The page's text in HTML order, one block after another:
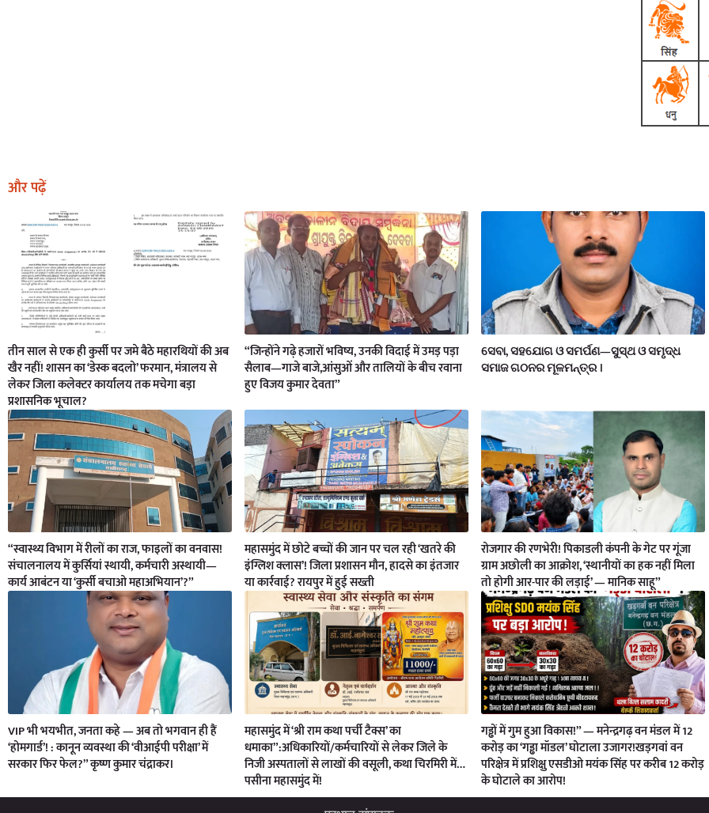
और पढ़ें
तीन साल से एक ही कुर्सी पर जमे बैठे महारथियों की अब
खैर नहीं! शासन का ‘डेस्क बदलो’ फरमान, मंत्रालय से
लेकर जिला कलेक्टर कार्यालय तक मचेगा बड़ा
प्रशासनिक भूचाल?
“जिन्होंने गढ़े हजारों भविष्य, उनकी विदाई में उमड़ पड़ा
सैलाब—गाजे बाजे,आंसुओं और तालियों के बीच रवाना
हुए विजय कुमार देवता”
ସେବା, ସହଯୋଗ ଓ ସମର୍ପଣ—ସୁସ୍ଥ ଓ ସମୃଦ୍ଧ
ସମାଜ ଗଠନର ମୂଳମନ୍ତ୍ର ।
“स्वास्थ्य विभाग में रीलों का राज, फाइलों का वनवास!
संचालनालय में कुर्सियां स्थायी, कर्मचारी अस्थायी—
कार्य आबंटन या ‘कुर्सी बचाओ महाअभियान’?”
महासमुंद में छोटे बच्चों की जान पर चल रही ‘खतरे की
इंग्लिश क्लास’! जिला प्रशासन मौन, हादसे का इंतजार
या कार्रवाई? रायपुर में हुई सख्ती
रोजगार की रणभेरी! पिकाडली कंपनी के गेट पर गूंजा
ग्राम अछोली का आक्रोश, ‘स्थानीयों का हक नहीं मिला
तो होगी आर-पार की लड़ाई’ — मानिक साहू”
VIP भी भयभीत, जनता कहे — अब तो भगवान ही हैं
‘होमगार्ड’! : कानून व्यवस्था की ‘वीआईपी परीक्षा’ में
सरकार फिर फेल?” कृष्ण कुमार चंद्राकर।
महासमुंद में ‘श्री राम कथा पर्ची टैक्स’ का
धमाका”:अधिकारियों/कर्मचारियों से लेकर जिले के
निजी अस्पतालों से लाखों की वसूली, कथा चिरमिरी में…
पसीना महासमुंद में!
गड्ढों में गुम हुआ विकास!” — मनेन्द्रगढ़ वन मंडल में 12
करोड़ का ‘गड्ढा मॉडल’ घोटाला उजागर!खड़गवां वन
परिक्षेत्र में प्रशिक्षु एसडीओ मयंक सिंह पर करीब 12 करोड़
के घोटाले का आरोप!